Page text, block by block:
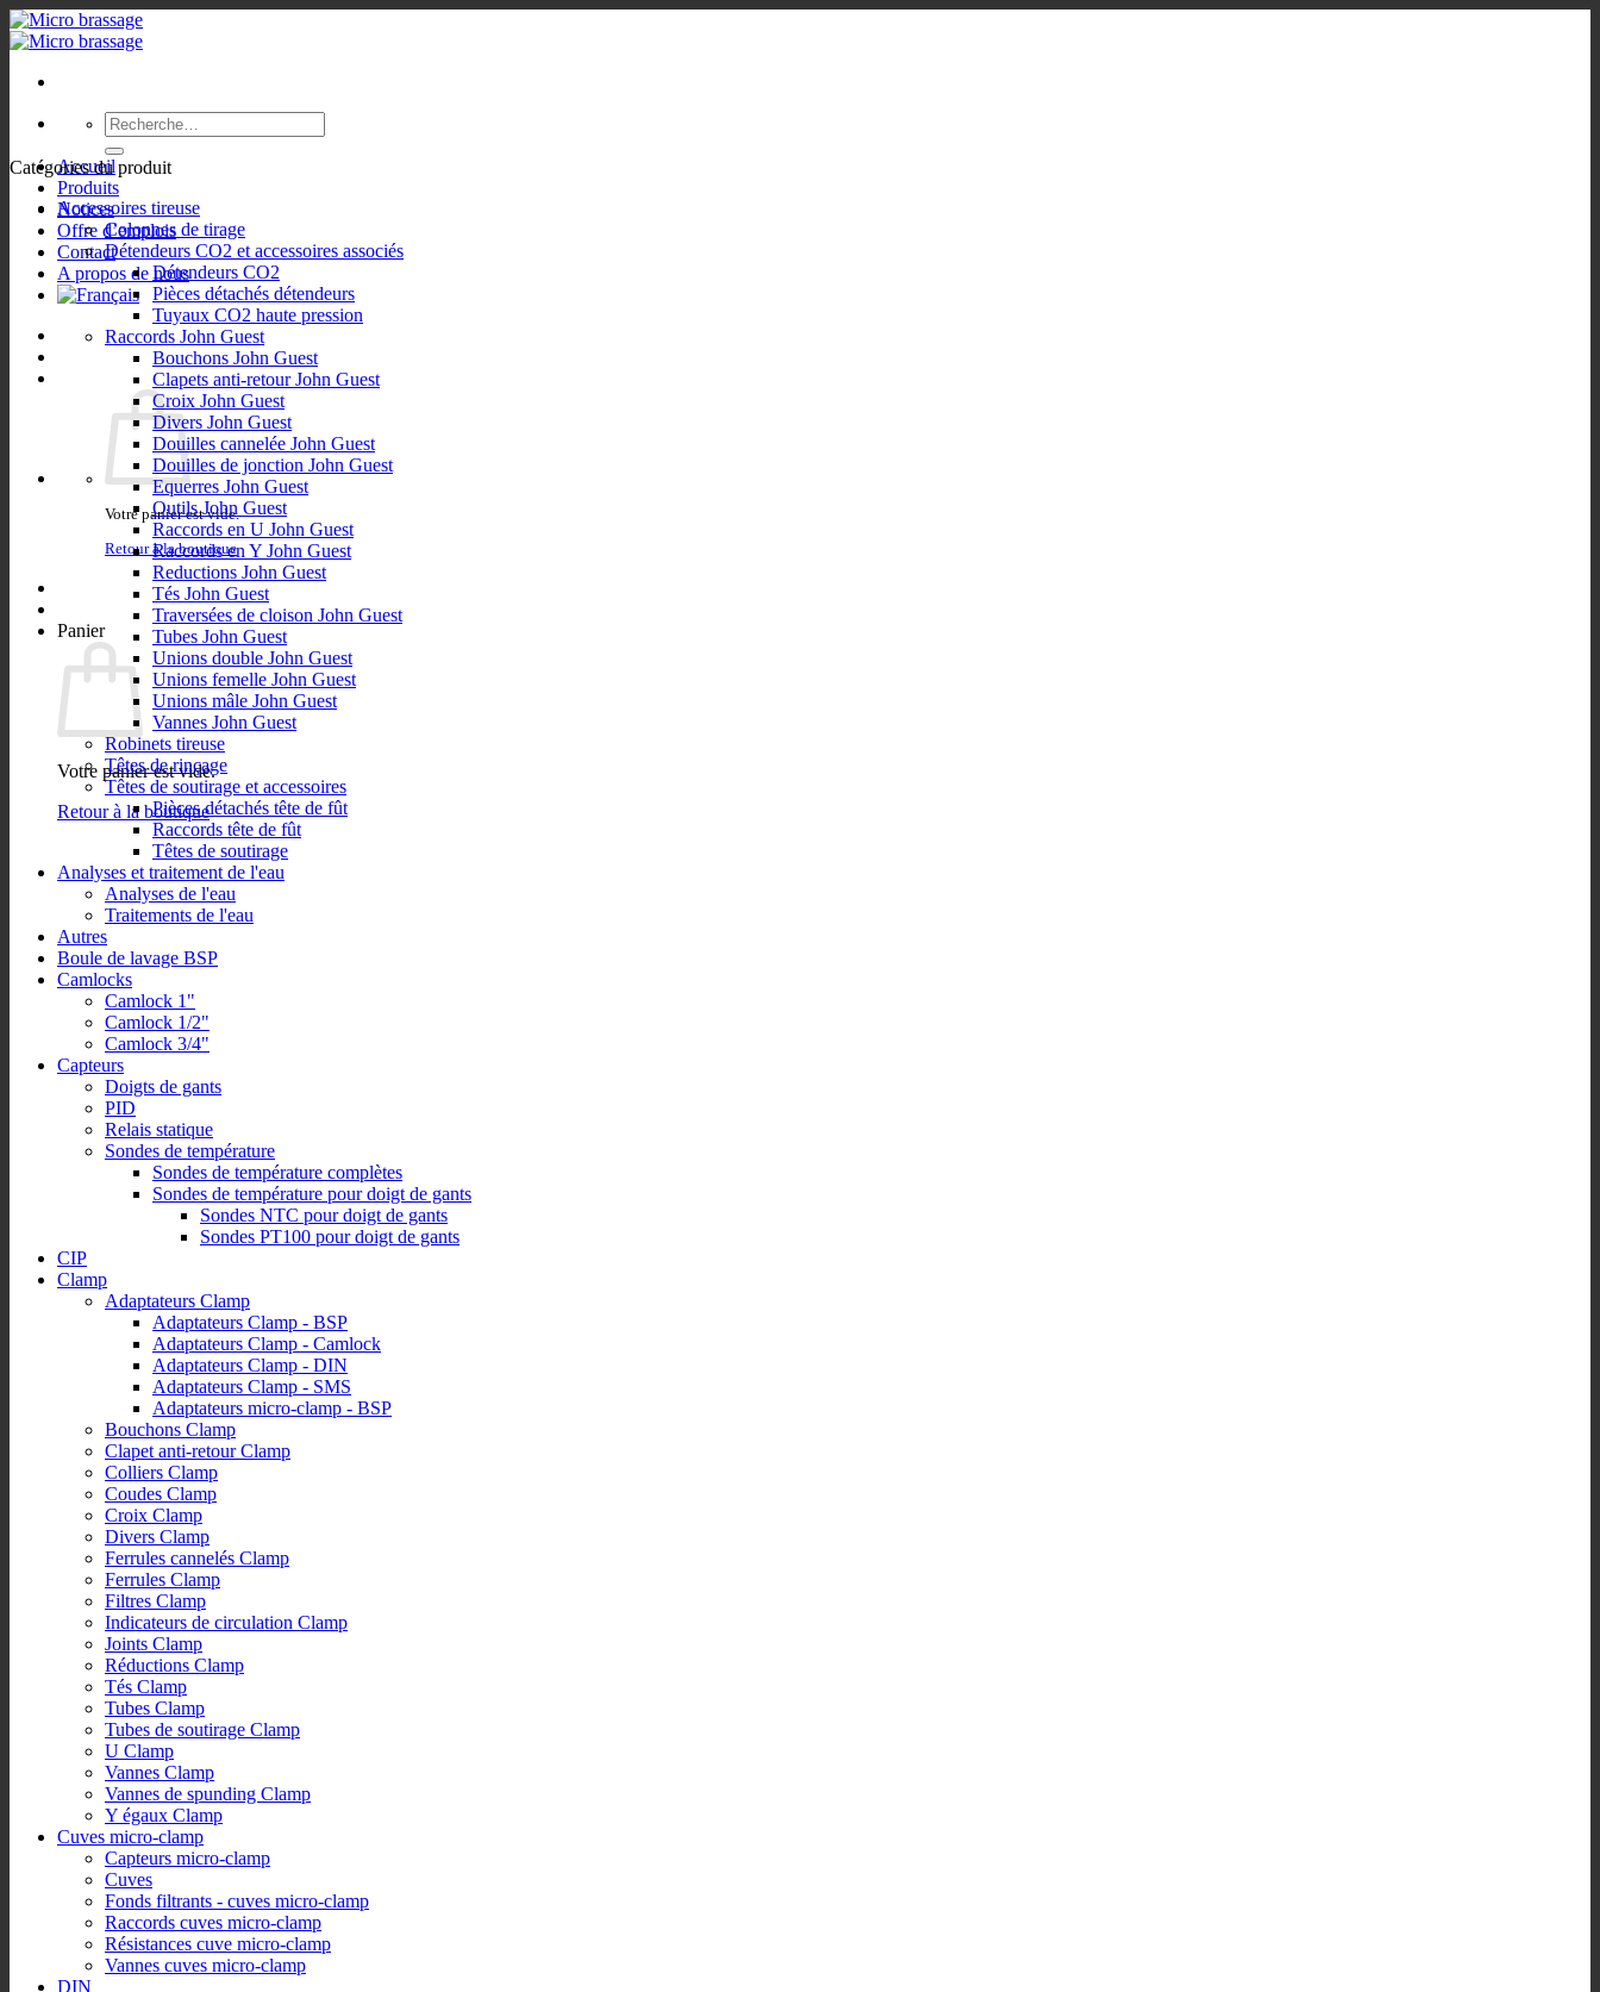
Passer
au
Recherche
pour :
Accueil
Produits
Notices
Offre d’emplois
Contact
A propos de nous
Votre panier est vide.
Retour à la boutique
Panier
Votre panier est vide.
Retour à la boutique
Catégories du produit
Accessoires tireuse
Colonnes de tirage
Détendeurs CO2 et accessoires associés
Détendeurs CO2
Pièces détachés détendeurs
Tuyaux CO2 haute pression
Raccords John Guest
Bouchons John Guest
Clapets anti-retour John Guest
Croix John Guest
Divers John Guest
Douilles cannelée John Guest
Douilles de jonction John Guest
Equerres John Guest
Outils John Guest
Raccords en U John Guest
Raccords en Y John Guest
Reductions John Guest
Tés John Guest
Traversées de cloison John Guest
Tubes John Guest
Unions double John Guest
Unions femelle John Guest
Unions mâle John Guest
Vannes John Guest
Robinets tireuse
Têtes de rinçage
Têtes de soutirage et accessoires
Pièces détachés tête de fût
Raccords tête de fût
Têtes de soutirage
Analyses et traitement de l'eau
Analyses de l'eau
Traitements de l'eau
Autres
Boule de lavage BSP
Camlocks
Camlock 1"
Camlock 1/2"
Camlock 3/4"
Capteurs
Doigts de gants
PID
Relais statique
Sondes de température
Sondes de température complètes
Sondes de température pour doigt de gants
Sondes NTC pour doigt de gants
Sondes PT100 pour doigt de gants
CIP
Clamp
Adaptateurs Clamp
Adaptateurs Clamp - BSP
Adaptateurs Clamp - Camlock
Adaptateurs Clamp - DIN
Adaptateurs Clamp - SMS
Adaptateurs micro-clamp - BSP
Bouchons Clamp
Clapet anti-retour Clamp
Colliers Clamp
Coudes Clamp
Croix Clamp
Divers Clamp
Ferrules cannelés Clamp
Ferrules Clamp
Filtres Clamp
Indicateurs de circulation Clamp
Joints Clamp
Réductions Clamp
Tés Clamp
Tubes Clamp
Tubes de soutirage Clamp
U Clamp
Vannes Clamp
Vannes de spunding Clamp
Y égaux Clamp
Cuves micro-clamp
Capteurs micro-clamp
Cuves
Fonds filtrants - cuves micro-clamp
Raccords cuves micro-clamp
Résistances cuve micro-clamp
Vannes cuves micro-clamp
DIN